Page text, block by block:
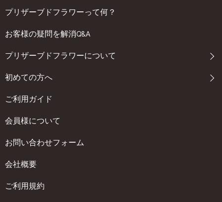
プリザーブドフラワーって何？
お客様の疑問を解消Q&A
プリザーブドフラワーについて
初めての方へ
ご利用ガイド
会員様について
お問い合わせフォーム
会社概要
ご利用規約